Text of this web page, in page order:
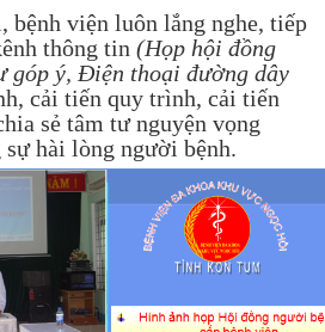
bệnh viện luôn lắng nghe, tiếp
thông tin (Họp hội đồng
góp ý, Điện thoại đường dây
cải tiến quy trình, cải tiến
sẻ tâm tư nguyện vọng
hài lòng người bệnh.